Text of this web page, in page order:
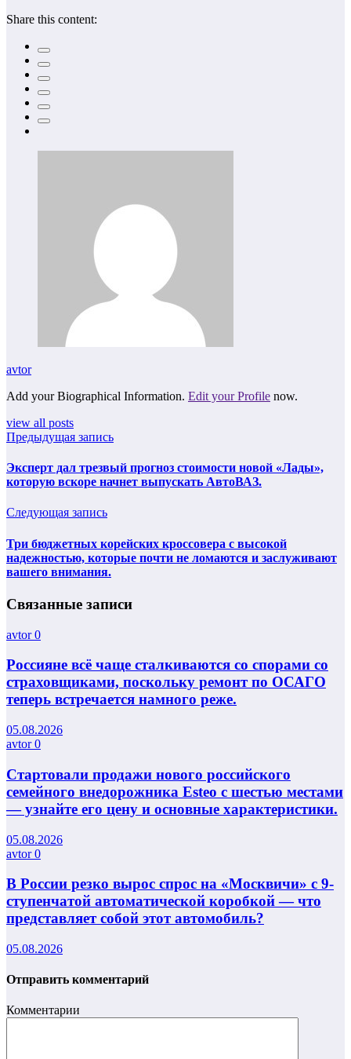
Share this content:
avtor
Add your Biographical Information. Edit your Profile now.
view all posts
Предыдущая запись
Эксперт дал трезвый прогноз стоимости новой «Лады»,
которую вскоре начнет выпускать АвтоВАЗ.
Следующая запись
Три бюджетных корейских кроссовера с высокой
надежностью, которые почти не ломаются и заслуживают
вашего внимания.
Связанные записи
avtor0
Россияне всё чаще сталкиваются со спорами со
страховщиками, поскольку ремонт по ОСАГО
теперь встречается намного реже.
05.08.2026
avtor0
Стартовали продажи нового российского
семейного внедорожника Esteo с шестью местами
— узнайте его цену и основные характеристики.
05.08.2026
avtor0
В России резко вырос спрос на «Москвичи» с 9-
ступенчатой автоматической коробкой — что
представляет собой этот автомобиль?
05.08.2026
Отправить комментарий
Комментарии